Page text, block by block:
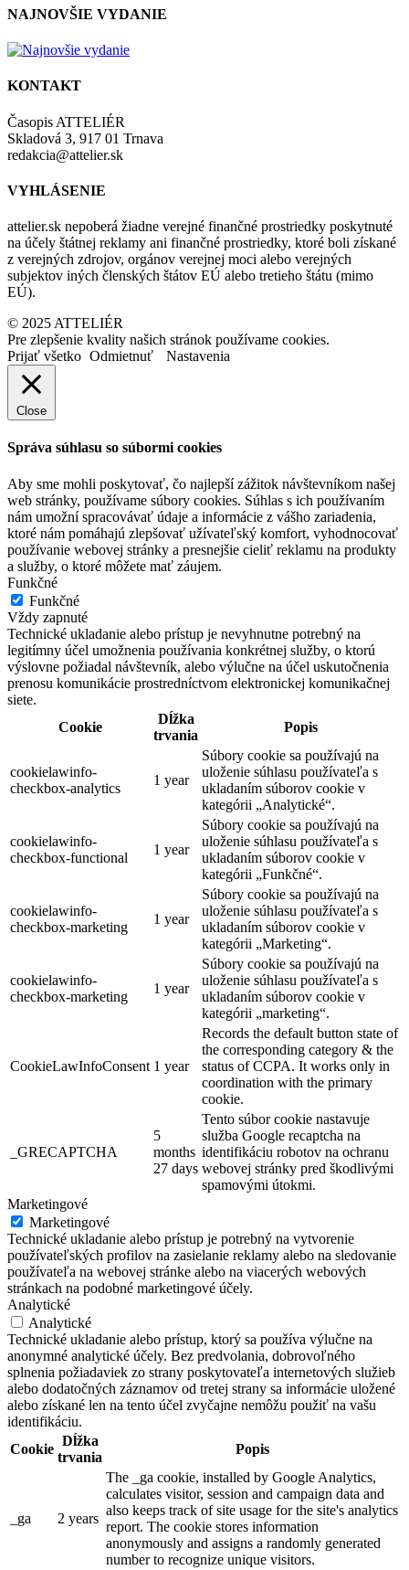
NAJNOVŠIE VYDANIE
KONTAKT
Časopis ATTELIÉR
Skladová 3, 917 01 Trnava
redakcia@attelier.sk
VYHLÁSENIE
attelier.sk nepoberá žiadne verejné finančné prostriedky poskytnuté
na účely štátnej reklamy ani finančné prostriedky, ktoré boli získané
z verejných zdrojov, orgánov verejnej moci alebo verejných
subjektov iných členských štátov EÚ alebo tretieho štátu (mimo
EÚ).
© 2025 ATTELIÉR
Pre zlepšenie kvality našich stránok používame cookies.
Prijať všetko Odmietnuť Nastavenia
Close
Správa súhlasu so súbormi cookies
Aby sme mohli poskytovať, čo najlepší zážitok návštevníkom našej
web stránky, používame súbory cookies. Súhlas s ich používaním
nám umožní spracovávať údaje a informácie z vášho zariadenia,
ktoré nám pomáhajú zlepšovať užívateľský komfort, vyhodnocovať
používanie webovej stránky a presnejšie cieliť reklamu na produkty
a služby, o ktoré môžete mať záujem.
Funkčné
Funkčné
Vždy zapnuté
Technické ukladanie alebo prístup je nevyhnutne potrebný na
legitímny účel umožnenia používania konkrétnej služby, o ktorú
výslovne požiadal návštevník, alebo výlučne na účel uskutočnenia
prenosu komunikácie prostredníctvom elektronickej komunikačnej
siete.
Cookie
Dĺžka
trvania
Popis
cookielawinfo-
checkbox-analytics
1 year
Súbory cookie sa používajú na
uloženie súhlasu používateľa s
ukladaním súborov cookie v
kategórii „Analytické“.
cookielawinfo-
checkbox-functional
1 year
Súbory cookie sa používajú na
uloženie súhlasu používateľa s
ukladaním súborov cookie v
kategórii „Funkčné“.
cookielawinfo-
checkbox-marketing
1 year
Súbory cookie sa používajú na
uloženie súhlasu používateľa s
ukladaním súborov cookie v
kategórii „Marketing“.
cookielawinfo-
checkbox-marketing
1 year
Súbory cookie sa používajú na
uloženie súhlasu používateľa s
ukladaním súborov cookie v
kategórii „marketing“.
CookieLawInfoConsent 1 year
Records the default button state of
the corresponding category & the
status of CCPA. It works only in
coordination with the primary
cookie.
_GRECAPTCHA
5
months
27 days
Tento súbor cookie nastavuje
služba Google recaptcha na
identifikáciu robotov na ochranu
webovej stránky pred škodlivými
spamovými útokmi.
Marketingové
Marketingové
Technické ukladanie alebo prístup je potrebný na vytvorenie
používateľských profilov na zasielanie reklamy alebo na sledovanie
používateľa na webovej stránke alebo na viacerých webových
stránkach na podobné marketingové účely.
Analytické
Analytické
Technické ukladanie alebo prístup, ktorý sa používa výlučne na
anonymné analytické účely. Bez predvolania, dobrovoľného
splnenia požiadaviek zo strany poskytovateľa internetových služieb
alebo dodatočných záznamov od tretej strany sa informácie uložené
alebo získané len na tento účel zvyčajne nemôžu použiť na vašu
identifikáciu.
Cookie
Dĺžka
trvania
Popis
_ga 2 years
The _ga cookie, installed by Google Analytics,
calculates visitor, session and campaign data and
also keeps track of site usage for the site's analytics
report. The cookie stores information
anonymously and assigns a randomly generated
number to recognize unique visitors.